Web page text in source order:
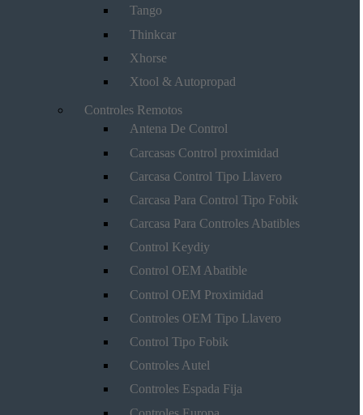
Tango
Thinkcar
Xhorse
Xtool & Autopropad
Controles Remotos
Antena De Control
Carcasas Control proximidad
Carcasa Control Tipo Llavero
Carcasa Para Control Tipo Fobik
Carcasa Para Controles Abatibles
Control Keydiy
Control OEM Abatible
Control OEM Proximidad
Controles OEM Tipo Llavero
Control Tipo Fobik
Controles Autel
Controles Espada Fija